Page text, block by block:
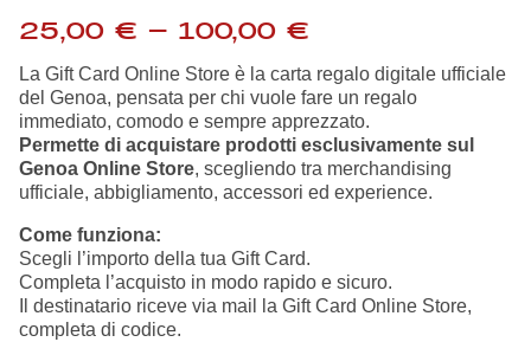
Outlet
Helan x Genoa
Isolani x Genoa
Gift Card Online Store
25,00 € - 100,00 €
prezzo:
da
25,00 €
a
100,00 €
La Gift Card Online Store è la carta regalo digitale ufficiale
del Genoa, pensata per chi vuole fare un regalo
immediato, comodo e sempre apprezzato.
Permette di acquistare prodotti esclusivamente sul
Genoa Online Store, scegliendo tra merchandising
ufficiale, abbigliamento, accessori ed experience.
Come funziona:
Scegli l’importo della tua Gift Card.
Completa l’acquisto in modo rapido e sicuro.
Il destinatario riceve via mail la Gift Card Online Store,
completa di codice.